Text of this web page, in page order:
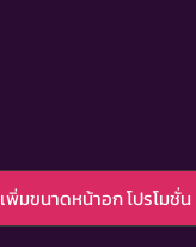
เพิ่มขนาดหน้าอก โปรโมชั่น